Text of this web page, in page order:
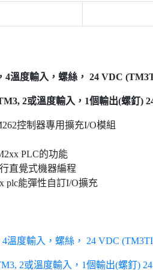
4溫度輸入，螺絲， 24 VDC
2或溫度輸入，1個輸出(螺釘)
控制器專用擴充I/O模組
PLC的功能
直覺式機器編程
plc能彈性自訂I/O擴充
溫度輸入，螺絲， 24 VDC
2或溫度輸入，1個輸出(螺釘)